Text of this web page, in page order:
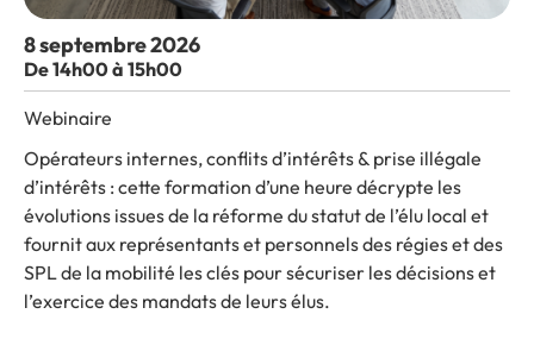
8 septembre 2026
De 14h00 à 15h00
Webinaire
Opérateurs internes, conflits d’intérêts & prise illégale
d’intérêts : cette formation d’une heure décrypte les
évolutions issues de la réforme du statut de l’élu local et
fournit aux représentants et personnels des régies et des
SPL de la mobilité les clés pour sécuriser les décisions et
l’exercice des mandats de leurs élus.